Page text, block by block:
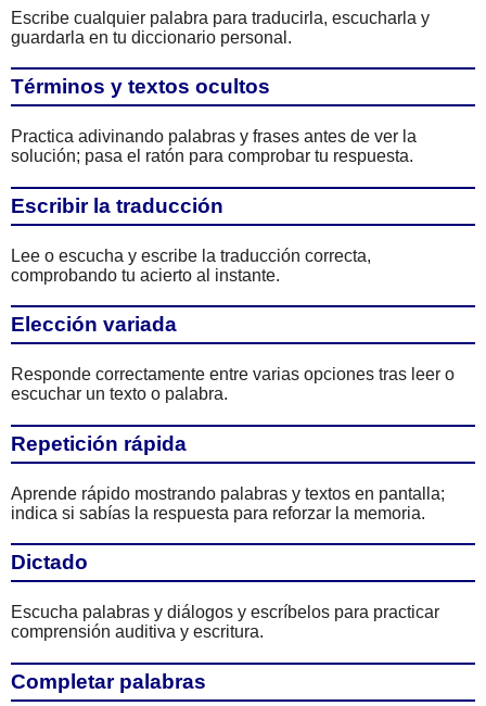
Escribe cualquier palabra para traducirla, escucharla y
guardarla en tu diccionario personal.
Términos y textos ocultos
Practica adivinando palabras y frases antes de ver la
solución; pasa el ratón para comprobar tu respuesta.
Escribir la traducción
Lee o escucha y escribe la traducción correcta,
comprobando tu acierto al instante.
Elección variada
Responde correctamente entre varias opciones tras leer o
escuchar un texto o palabra.
Repetición rápida
Aprende rápido mostrando palabras y textos en pantalla;
indica si sabías la respuesta para reforzar la memoria.
Dictado
Escucha palabras y diálogos y escríbelos para practicar
comprensión auditiva y escritura.
Completar palabras